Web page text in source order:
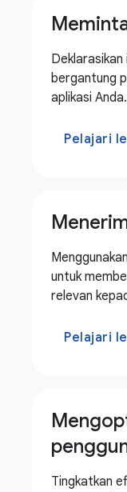
bergantung
aplikasi Anda.
Pelajari
untuk
relevan
Pelajari
Tingkatkan